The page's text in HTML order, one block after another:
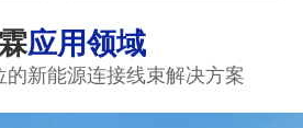
应用领域
的新能源连接线束解决方案